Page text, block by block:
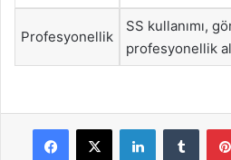
Profesyonellik
SS kullanımı,
profesyonellik
Facebook
X LinkedIn